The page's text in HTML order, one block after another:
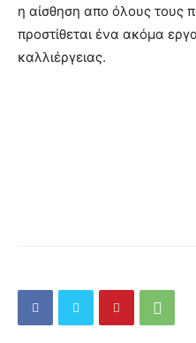
η αίσθηση απο όλους τους
προστίθεται ένα ακόμα
καλλιέργειας.